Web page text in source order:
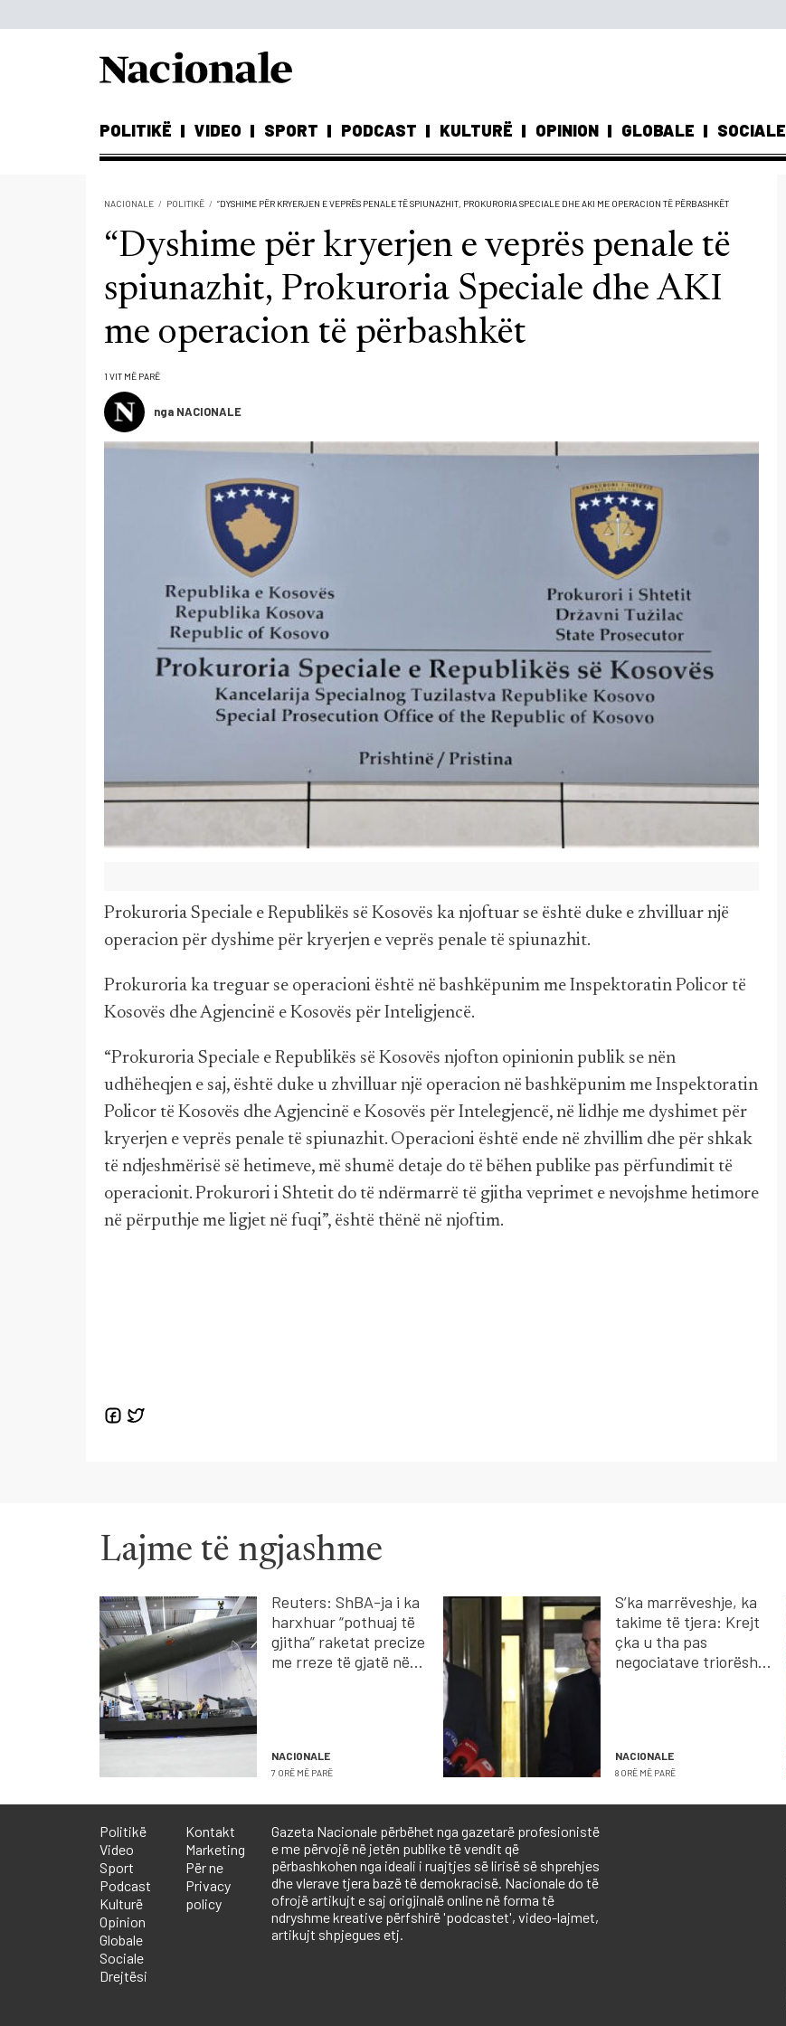
POLITIKË VIDEO SPORT PODCAST KULTURË OPINION GLOBALE SOCIALE
NACIONALE POLITIKË “DYSHIME PËR KRYERJEN E VEPRËS PENALE TË SPIUNAZHIT, PROKURORIA SPECIALE DHE AKI ME OPERACION TË PËRBASHKËT
“Dyshime për kryerjen e veprës penale të
spiunazhit, Prokuroria Speciale dhe AKI
me operacion të përbashkët
1 VIT MË PARË
nga NACIONALE
Prokuroria Speciale e Republikës së Kosovës ka njoftuar se është duke e zhvilluar një
operacion për dyshime për kryerjen e veprës penale të spiunazhit.
Prokuroria ka treguar se operacioni është në bashkëpunim me Inspektoratin Policor të
Kosovës dhe Agjencinë e Kosovës për Inteligjencë.
“Prokuroria Speciale e Republikës së Kosovës njofton opinionin publik se nën
udhëheqjen e saj, është duke u zhvilluar një operacion në bashkëpunim me Inspektoratin
Policor të Kosovës dhe Agjencinë e Kosovës për Intelegjencë, në lidhje me dyshimet për
kryerjen e veprës penale të spiunazhit. Operacioni është ende në zhvillim dhe për shkak
të ndjeshmërisë së hetimeve, më shumë detaje do të bëhen publike pas përfundimit të
operacionit. Prokurori i Shtetit do të ndërmarrë të gjitha veprimet e nevojshme hetimore
në përputhje me ligjet në fuqi”, është thënë në njoftim.
Lajme të ngjashme
Reuters: ShBA-ja i ka
harxhuar “pothuaj të
gjitha” raketat precize
me rreze të gjatë në
NACIONALE
7 ORË MË PARË
S’ka marrëveshje, ka
takime të tjera: Krejt
çka u tha pas
negociatave triorëshe
NACIONALE
8 ORË MË PARË
Politikë
Video
Sport
Podcast
Kulturë
Opinion
Globale
Sociale
Drejtësi
Kontakt
Marketing
Për ne
Privacy
policy
Gazeta Nacionale përbëhet nga gazetarë profesionistë
e me përvojë në jetën publike të vendit që
përbashkohen nga ideali i ruajtjes së lirisë së shprehjes
dhe vlerave tjera bazë të demokracisë. Nacionale do të
ofrojë artikujt e saj origjinalë online në forma të
ndryshme kreative përfshirë 'podcastet', video-lajmet,
artikujt shpjegues etj.